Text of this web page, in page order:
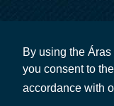
By using the
you consent to
accordance with